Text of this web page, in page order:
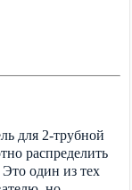
для 2-трубной
распределить
один из тех